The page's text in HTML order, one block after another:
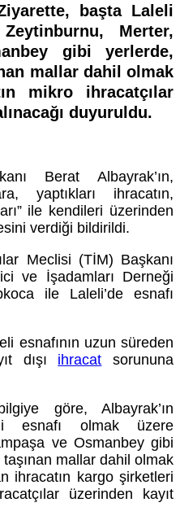
başta Laleli
Merter,
gibi yerlerde,
mallar dahil olmak
mikro ihracatçılar
duyuruldu.
Berat Albayrak’ın,
yaptıkları ihracatın,
ile kendileri üzerinden
verdiği bildirildi.
Meclisi (TİM) Başkanı
ve İşadamları Derneği
ile Laleli’de esnafı
esnafının uzun süreden
dışı ihracat sorununa
göre, Albayrak’ın
esnafı olmak üzere
ve Osmanbey gibi
mallar dahil olmak
ihracatın kargo şirketleri
üzerinden kayıt